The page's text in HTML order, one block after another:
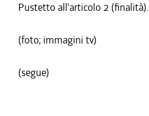
Pustetto all'articolo 2 (finalità).
(foto; immagini tv)
(segue)